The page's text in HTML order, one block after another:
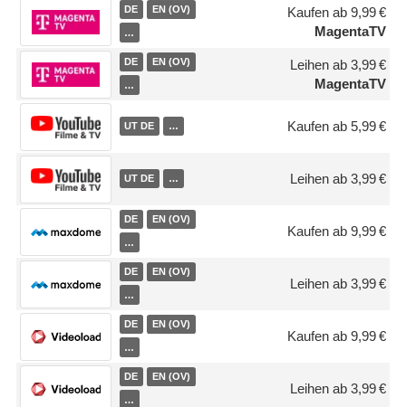
DE EN (OV)
…
Kaufen ab 9,99 €
MagentaTV
DE EN (OV)
…
Leihen ab 3,99 €
MagentaTV
UT DE … Kaufen ab 5,99 €
UT DE … Leihen ab 3,99 €
DE EN (OV)
…
Kaufen ab 9,99 €
DE EN (OV)
…
Leihen ab 3,99 €
DE EN (OV)
…
Kaufen ab 9,99 €
DE EN (OV)
…
Leihen ab 3,99 €